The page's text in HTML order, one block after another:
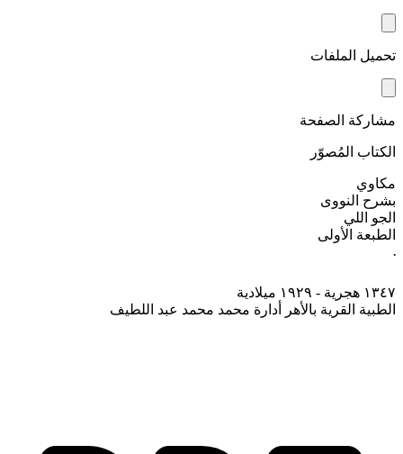
تحميل الملفات
مشاركة الصفحة
الكتاب المُصوّر
مكاوي
بشرح النووى
الجو اللي
الطبعة الأولى
་
١٣٤٧ هجرية - ۱۹۲۹ ميلادية
الطبية القرية بالأهر أدارة محمد محمد عبد اللطيف